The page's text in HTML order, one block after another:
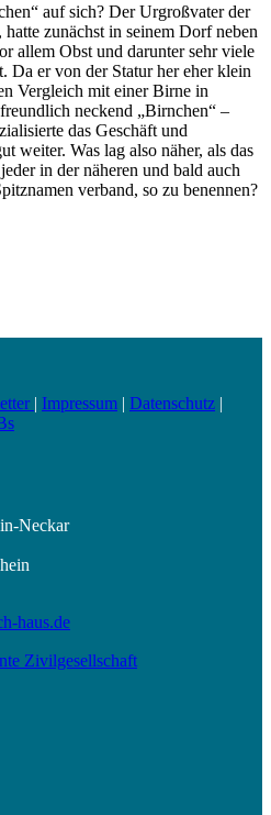
auf sich? Der Urgroßvater der
zunächst in seinem Dorf neben
allem Obst und darunter sehr viele
Da er von der Statur her eher klein
Vergleich mit einer Birne in
neckend „Birnchen“ –
das Geschäft und
weiter. Was lag also näher, als das
in der näheren und bald auch
verband, so zu benennen?
| Impressum | Datenschutz |
Neckar
haus.de